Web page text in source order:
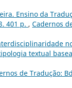
Ensino da
401 p. , Cadernos
textual
de Tradução: